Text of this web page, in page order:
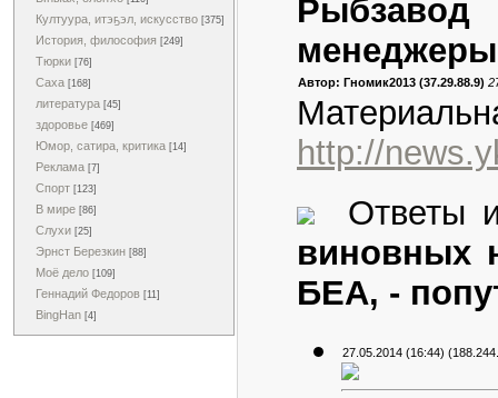
Култуура, итэҕэл, искусство [375]
История, философия [249]
Тюрки [76]
Саха [168]
литература [45]
здоровье [469]
Юмор, сатира, критика [14]
Реклама [7]
Спорт [123]
В мире [86]
Слухи [25]
Эрнст Березкин [88]
Моё дело [109]
Геннадий Федоров [11]
BingHan [4]
Рыбзавод
менеджеры
Автор: Гномик2013 (37.29.88.9)
http://
Ответы
виновных
БЕА, -
27.05.2014 (16:44)